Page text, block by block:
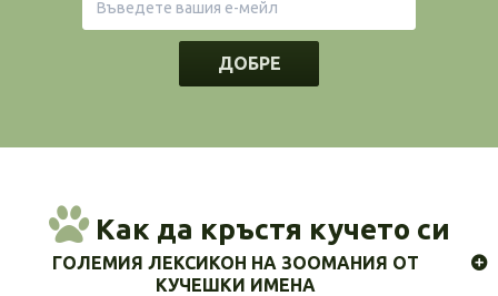
ДОБРЕ
Как да кръстя кучето си
ГОЛЕМИЯ ЛЕКСИКОН НА ЗООМАНИЯ ОТ
КУЧЕШКИ ИМЕНА